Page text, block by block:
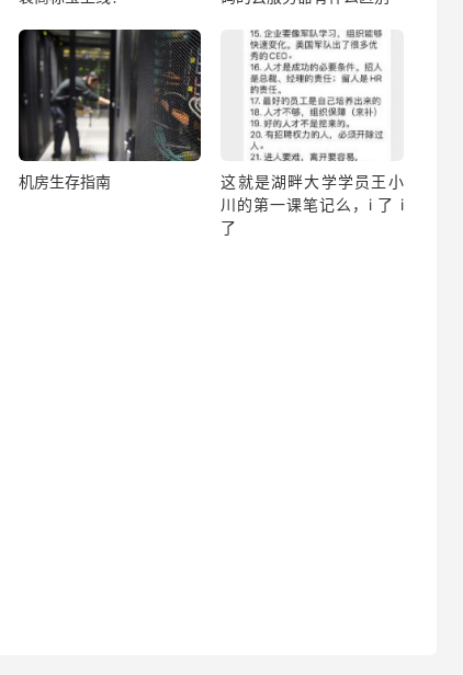
机房生存指南
这就是湖畔大学学员王小
川的第一课笔记么，i 了 i
了